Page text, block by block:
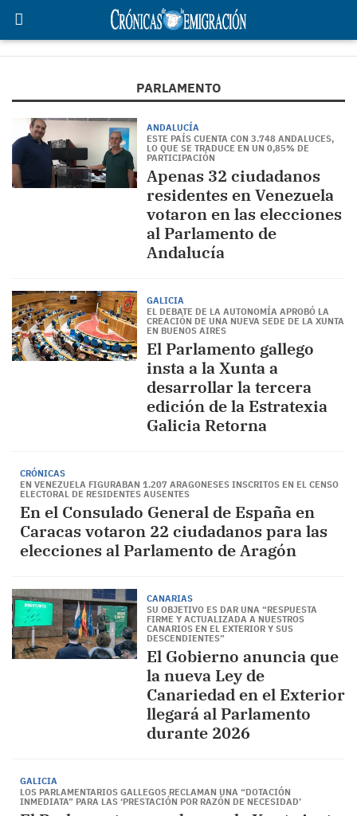
PARLAMENTO
ANDALUCÍA
ESTE PAÍS CUENTA CON 3.748 ANDALUCES,
LO QUE SE TRADUCE EN UN 0,85% DE
PARTICIPACIÓN
Apenas 32 ciudadanos
residentes en Venezuela
votaron en las elecciones
al Parlamento de
Andalucía
GALICIA
EL DEBATE DE LA AUTONOMÍA APROBÓ LA
CREACIÓN DE UNA NUEVA SEDE DE LA XUNTA
EN BUENOS AIRES
El Parlamento gallego
insta a la Xunta a
desarrollar la tercera
edición de la Estratexia
Galicia Retorna
CRÓNICAS
EN VENEZUELA FIGURABAN 1.207 ARAGONESES INSCRITOS EN EL CENSO
ELECTORAL DE RESIDENTES AUSENTES
En el Consulado General de España en
Caracas votaron 22 ciudadanos para las
elecciones al Parlamento de Aragón
CANARIAS
SU OBJETIVO ES DAR UNA “RESPUESTA
FIRME Y ACTUALIZADA A NUESTROS
CANARIOS EN EL EXTERIOR Y SUS
DESCENDIENTES”
El Gobierno anuncia que
la nueva Ley de
Canariedad en el Exterior
llegará al Parlamento
durante 2026
GALICIA
LOS PARLAMENTARIOS GALLEGOS RECLAMAN UNA “DOTACIÓN
INMEDIATA” PARA LAS ‘PRESTACIÓN POR RAZÓN DE NECESIDAD’